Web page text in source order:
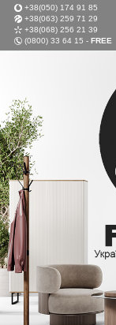
+38(050) 174 91 85
+38(063) 259 71 29
+38(068) 256 21 39
(0800) 33 64 15 - FREE